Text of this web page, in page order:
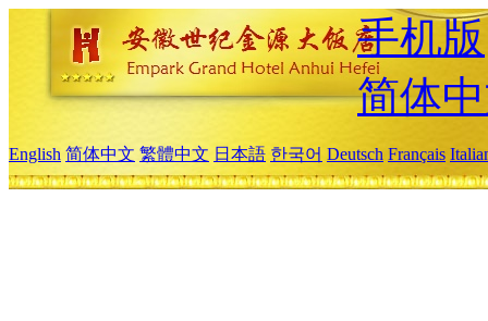
手机版
简体
English 简体中文 繁體中文 日本語 한국어 Deutsch Français